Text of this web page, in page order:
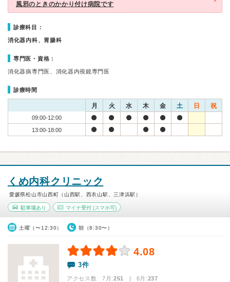
風邪のときのかかり付け病院です
診療科目：
消化器内科、胃腸科
専門医・資格：
消化器病専門医、消化器内視鏡専門医
診療時間
月 火 水 木 金 土 日 祝
09:00-12:00
13:00-18:00
くめ内科クリニック
愛媛県松山市山西町（山西駅、西衣山駅、三津浜駅）
駐車場あり マイナ受付(スマホ可)
土曜（〜12:30） 朝（8:30〜）
4.08
3件
アクセス数 7月:251 | 6月:237